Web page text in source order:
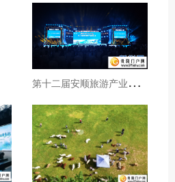
第
十二届安顺旅游产业发展大会开幕